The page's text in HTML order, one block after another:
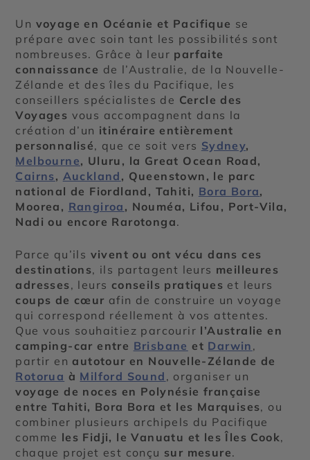
Un voyage en Océanie et Pacifique se
prépare avec soin tant les possibilités sont
nombreuses. Grâce à leur parfaite
connaissance de l’Australie, de la Nouvelle-
Zélande et des îles du Pacifique, les
conseillers spécialistes de Cercle des
Voyages vous accompagnent dans la
création d’un itinéraire entièrement
personnalisé, que ce soit vers Sydney,
Melbourne, Uluru, la Great Ocean Road,
Cairns, Auckland , Queenstown, le parc
national de Fiordland, Tahiti, Bora Bora,
Moorea, Rangiroa , Nouméa, Lifou, Port-Vila,
Nadi ou encore Rarotonga.
Parce qu’ils vivent ou ont vécu dans ces
destinations, ils partagent leurs meilleures
adresses, leurs conseils pratiques et leurs
coups de cœur afin de construire un voyage
qui correspond réellement à vos attentes.
Que vous souhaitiez parcourir l’Australie en
camping-car entre Brisbane et Darwin ,
partir en autotour en Nouvelle-Zélande de
Rotorua à Milford Sound , organiser un
voyage de noces en Polynésie française
entre Tahiti, Bora Bora et les Marquises, ou
combiner plusieurs archipels du Pacifique
comme les Fidji, le Vanuatu et les Îles Cook,
chaque projet est conçu sur mesure.